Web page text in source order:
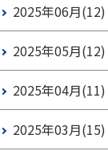
2025年06月(12)
2025年05月(12)
2025年04月(11)
2025年03月(15)